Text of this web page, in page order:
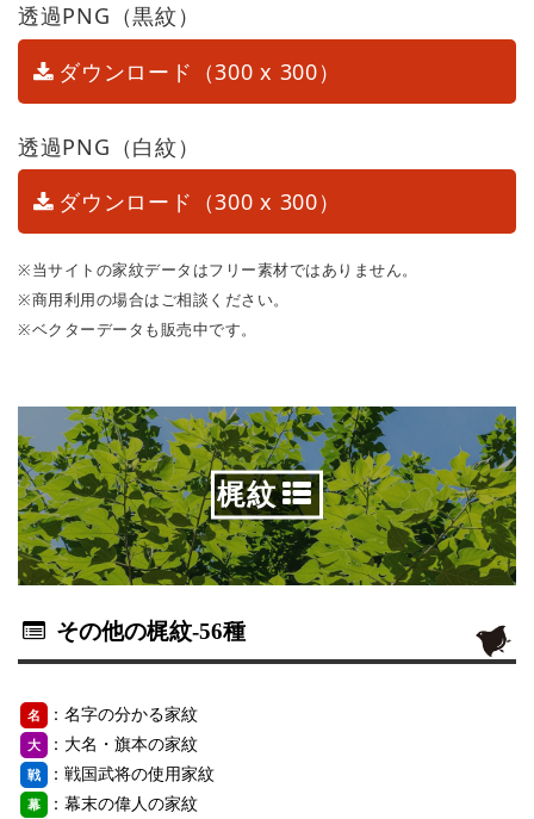
透過PNG（黒紋）
ダウンロード（300 x 300）
透過PNG（白紋）
ダウンロード（300 x 300）
※当サイトの家紋データはフリー素材ではありません。
※商用利用の場合はご相談ください。
※ベクターデータも販売中です。
梶紋
その他の梶紋-56種
名 ：名字の分かる家紋
大 ：大名・旗本の家紋
戦 ：戦国武将の使用家紋
幕 ：幕末の偉人の家紋